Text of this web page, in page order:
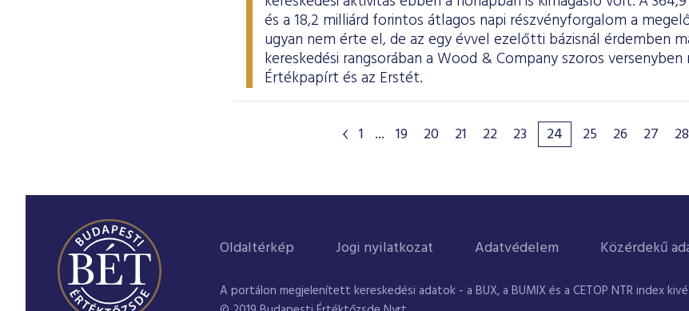
és a 18,2 milliárd forintos átlagos napi részvényforgalom a
ugyan nem érte el, de az egy évvel ezelőtti bázisnál érdemben
kereskedési rangsorában a Wood & Company szoros
Értékpapírt és az Erstét.
1 ... 19 20 21 22 23 24 25 26 27 28
Oldaltérkép Jogi nyilatkozat Adatvédelem Közérdekű
A portálon megjelenített kereskedési adatok - a BUX, a BUMIX és a CETOP NTR index